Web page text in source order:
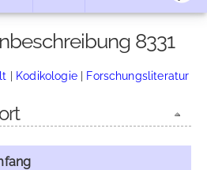
8331
| Kodikologie| Forschungsliteratur